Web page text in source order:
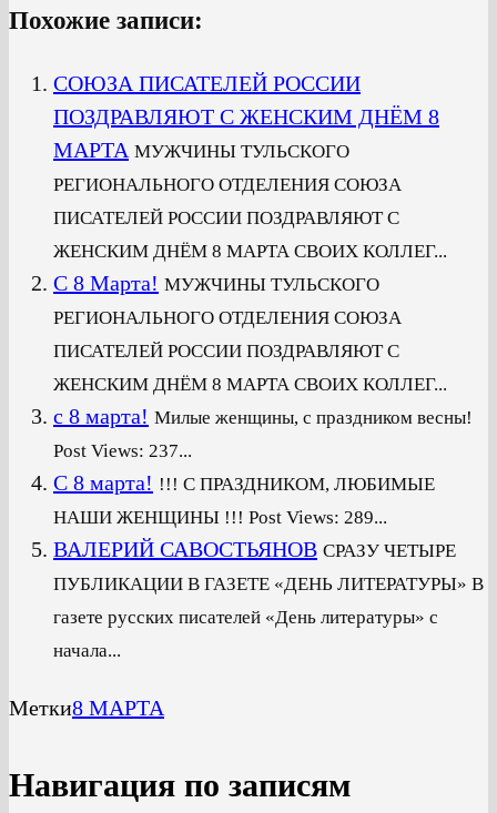
Похожие записи:
СОЮЗА ПИСАТЕЛЕЙ РОССИИ
ПОЗДРАВЛЯЮТ С ЖЕНСКИМ ДНЁМ 8
МАРТА МУЖЧИНЫ ТУЛЬСКОГО
РЕГИОНАЛЬНОГО ОТДЕЛЕНИЯ СОЮЗА
ПИСАТЕЛЕЙ РОССИИ ПОЗДРАВЛЯЮТ С
ЖЕНСКИМ ДНЁМ 8 МАРТА СВОИХ КОЛЛЕГ...
C 8 Марта! МУЖЧИНЫ ТУЛЬСКОГО
РЕГИОНАЛЬНОГО ОТДЕЛЕНИЯ СОЮЗА
ПИСАТЕЛЕЙ РОССИИ ПОЗДРАВЛЯЮТ С
ЖЕНСКИМ ДНЁМ 8 МАРТА СВОИХ КОЛЛЕГ...
с 8 марта! Милые женщины, с праздником весны!
Post Views: 237...
С 8 марта! !!! С ПРАЗДНИКОМ, ЛЮБИМЫЕ
НАШИ ЖЕНЩИНЫ !!! Post Views: 289...
ВАЛЕРИЙ САВОСТЬЯНОВ СРАЗУ ЧЕТЫРЕ
ПУБЛИКАЦИИ В ГАЗЕТЕ «ДЕНЬ ЛИТЕРАТУРЫ» В
газете русских писателей «День литературы» с
начала...
Метки8 МАРТА
Навигация по записям